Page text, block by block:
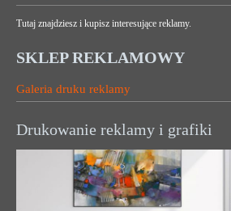
Tutaj znajdziesz i kupisz interesujące reklamy.
SKLEP REKLAMOWY
Galeria druku reklamy
Drukowanie reklamy i grafiki